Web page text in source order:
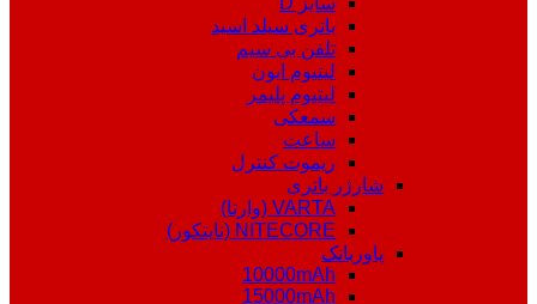
باتری سیلد اسید
تلفن بی سیم
لیتیوم ایون
لیتیوم پلیمر
سمعکی
ساعت
ریموت کنترل
شارژر باتری
VARTA (وارتا)
NITECORE (نایتکور)
پاوربانک
10000mAh
15000mAh